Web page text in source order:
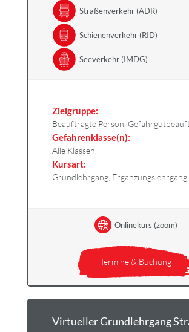
Straßenverkehr (ADR)
Schienenverkehr (RID)
Seeverkehr (IMDG)
Zielgruppe:
Beauftragte Person,
Gefahrenklasse(n):
Alle Klassen
Kursart:
Grundlehrgang, Ergänzungslehrgang
Termine & Buchung
Onlinekurs (zoom)
Virtueller Grundlehrgang